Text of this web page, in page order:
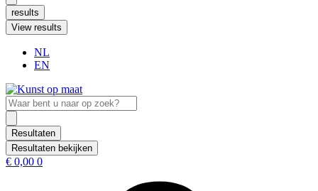
results
View results
NL
EN
Search
...
Resultaten
Resultaten bekijken
€ 0,00 0